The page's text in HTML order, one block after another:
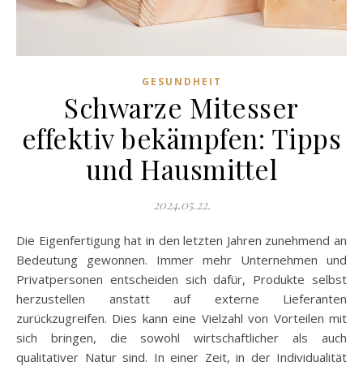
GESUNDHEIT
Schwarze Mitesser
effektiv bekämpfen: Tipps
und Hausmittel
2024.05.22.
Die Eigenfertigung hat in den letzten Jahren zunehmend an
Bedeutung gewonnen. Immer mehr Unternehmen und
Privatpersonen entscheiden sich dafür, Produkte selbst
herzustellen anstatt auf externe Lieferanten
zurückzugreifen. Dies kann eine Vielzahl von Vorteilen mit
sich bringen, die sowohl wirtschaftlicher als auch
qualitativer Natur sind. In einer Zeit, in der Individualität